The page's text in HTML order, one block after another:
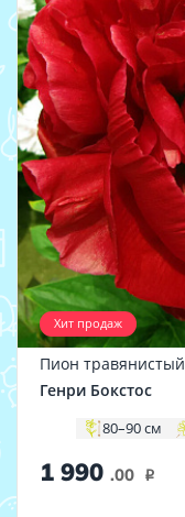
Хит продаж
Пион травянистый
Генри Бокстос
80–90 см
1 990 .00 i